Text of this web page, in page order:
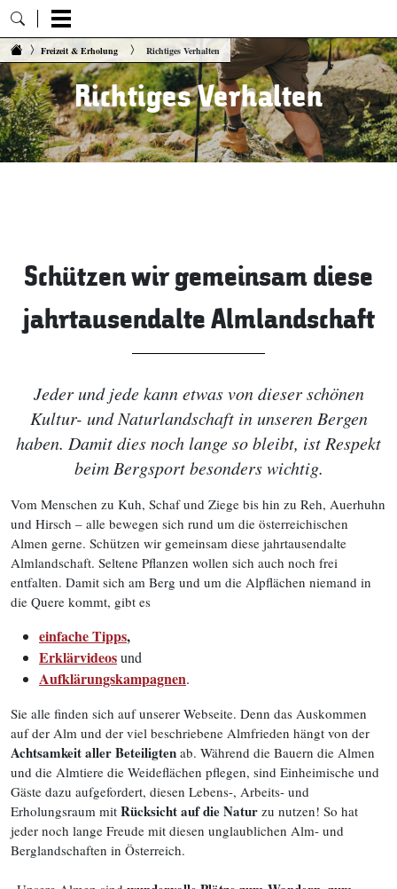
Zum Inhalt springen
Freizeit & Erholung Richtiges Verhalten
Richtiges Verhalten
Schützen wir gemeinsam diese
jahrtausendalte Almlandschaft
Jeder und jede kann etwas von dieser schönen
Kultur- und Naturlandschaft in unseren Bergen
haben. Damit dies noch lange so bleibt, ist Respekt
beim Bergsport besonders wichtig.
Vom Menschen zu Kuh, Schaf und Ziege bis hin zu Reh, Auerhuhn
und Hirsch – alle bewegen sich rund um die österreichischen
Almen gerne. Schützen wir gemeinsam diese jahrtausendalte
Almlandschaft. Seltene Pflanzen wollen sich auch noch frei
entfalten. Damit sich am Berg und um die Alpflächen niemand in
die Quere kommt, gibt es
einfache Tipps,
Erklärvideosund
Aufklärungskampagnen.
Sie alle finden sich auf unserer Webseite. Denn das Auskommen
auf der Alm und der viel beschriebene Almfrieden hängt von der
Achtsamkeit aller Beteiligten ab. Während die Bauern die Almen
und die Almtiere die Weideflächen pflegen, sind Einheimische und
Gäste dazu aufgefordert, diesen Lebens-, Arbeits- und
Erholungsraum mit Rücksicht auf die Natur zu nutzen! So hat
jeder noch lange Freude mit diesen unglaublichen Alm- und
Berglandschaften in Österreich.